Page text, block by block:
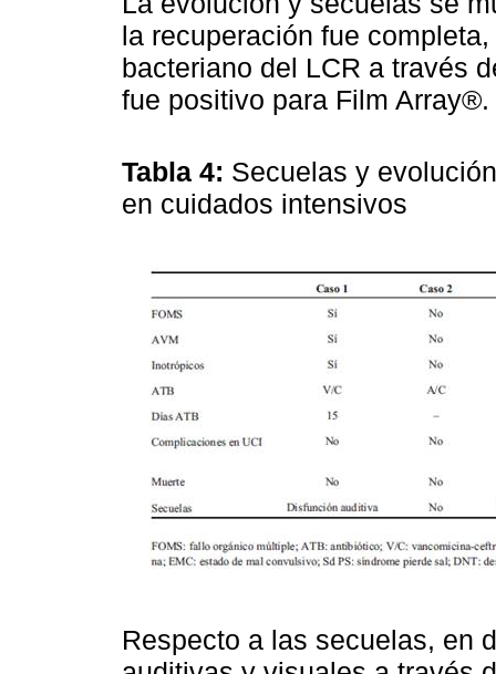
la recuperación fue
bacteriano del LCR a través
fue positivo para Film Array®.
Tabla 4: Secuelas y
en cuidados intensivos
Respecto a las secuelas, en